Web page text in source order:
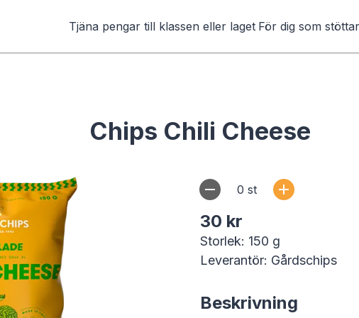
Tjäna pengar till klassen eller laget För dig som
Chips Chili Cheese
0 st
30 kr
Storlek: 150 g
Leverantör: Gårdschips
Beskrivning